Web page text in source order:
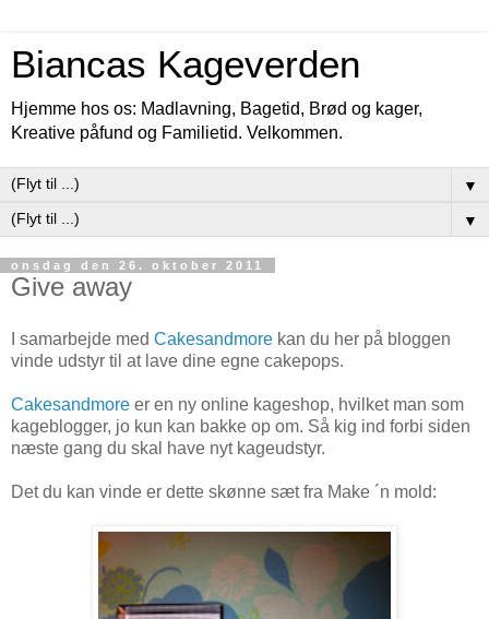
Biancas Kageverden
Hjemme hos os: Madlavning, Bagetid, Brød og kager,
Kreative påfund og Familietid. Velkommen.
▼
▼
onsdag den 26. oktober 2011
Give away
I samarbejde med Cakesandmore kan du her på bloggen
vinde udstyr til at lave dine egne cakepops.
Cakesandmore er en ny online kageshop, hvilket man som
kageblogger, jo kun kan bakke op om. Så kig ind forbi siden
næste gang du skal have nyt kageudstyr.
Det du kan vinde er dette skønne sæt fra Make ´n mold: